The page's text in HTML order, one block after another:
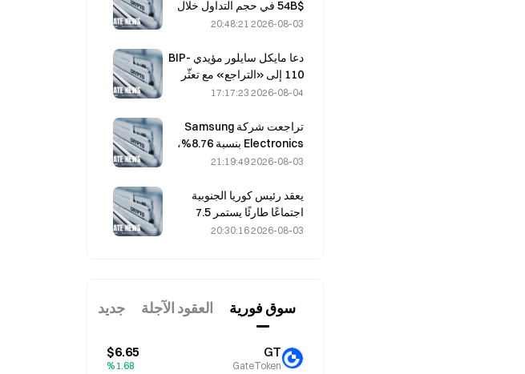
تدفقات الاستثمار الداخلة
$54B في حجم التداول خلال
يوليو، مدفوعةً بكأس العالم
2026-08-03 20:48:21
دعا مايكل سايلور مؤيدي BIP-
110 إلى «التراجع» مع تعثّر
دعم المعدّنين عند 2.70%
2026-08-04 17:17:23
تراجعت شركة Samsung
Electronics بنسبة 8.76%،
ارتفاع خلال يوليو
2026-08-03 21:19:49
يعقد رئيس كوريا الجنوبية
اجتماعًا طارئًا يستمر 7.5
ساعات بشأن الإسكان والأسهم
2026-08-03 20:30:16
سوق فوریة العقود الآجلة جديد
GT
GateToken
$6.65
%1.68